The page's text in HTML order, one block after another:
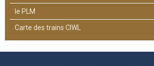
le PLM
Carte des trains CIWL